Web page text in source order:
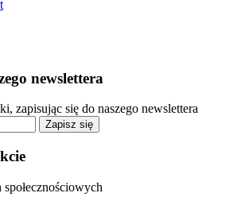
newslettera
zapisując się do naszego newslettera
Zapisz się